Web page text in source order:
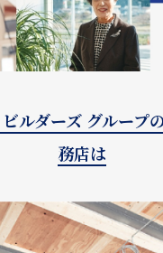
ルダーズ グループ
務店は